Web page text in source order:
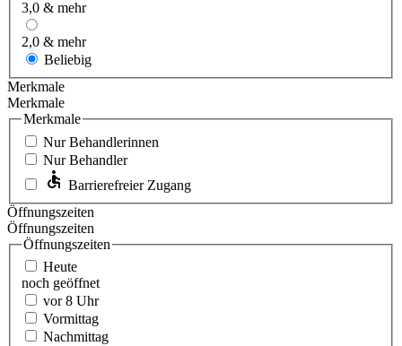
3,0 & mehr
2,0 & mehr
Beliebig
Merkmale
Merkmale
Merkmale
Nur Behandlerinnen
Nur Behandler
Barrierefreier Zugang
Öffnungszeiten
Öffnungszeiten
Öffnungszeiten
Heute
noch geöffnet
vor 8 Uhr
Vormittag
Nachmittag